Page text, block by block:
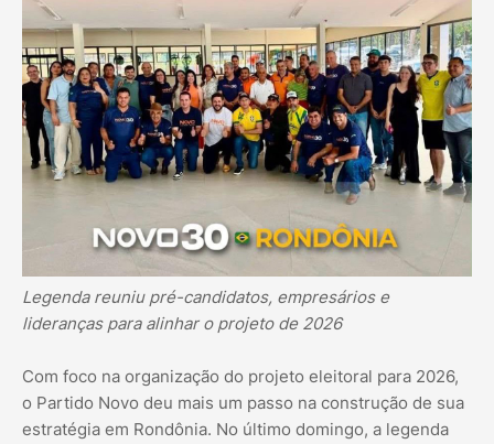
Legenda reuniu pré-candidatos, empresários e
lideranças para alinhar o projeto de 2026
Com foco na organização do projeto eleitoral para 2026,
o Partido Novo deu mais um passo na construção de sua
estratégia em Rondônia. No último domingo, a legenda